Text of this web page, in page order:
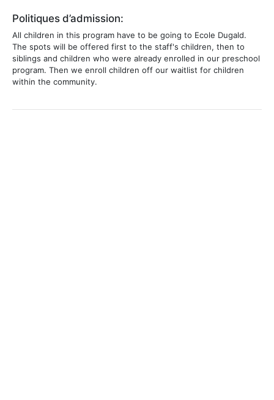
Politiques d’admission:
All children in this program have to be going to Ecole Dugald.
The spots will be offered first to the staff's children, then to
siblings and children who were already enrolled in our preschool
program. Then we enroll children off our waitlist for children
within the community.